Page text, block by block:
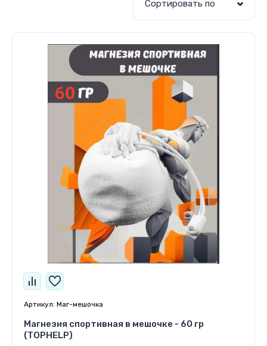
Сортировать по
Артикул: Маг-мешочка
Магнезия спортивная в мешочке - 60 гр
(TOPHELP)